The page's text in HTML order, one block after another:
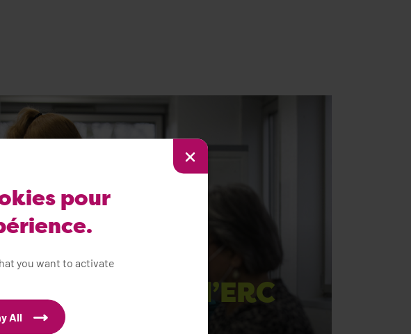
Moi, je viens à l’ERC
pour
you want to activate
All